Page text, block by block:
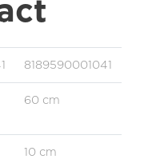
8189590001041
60 cm
10 cm